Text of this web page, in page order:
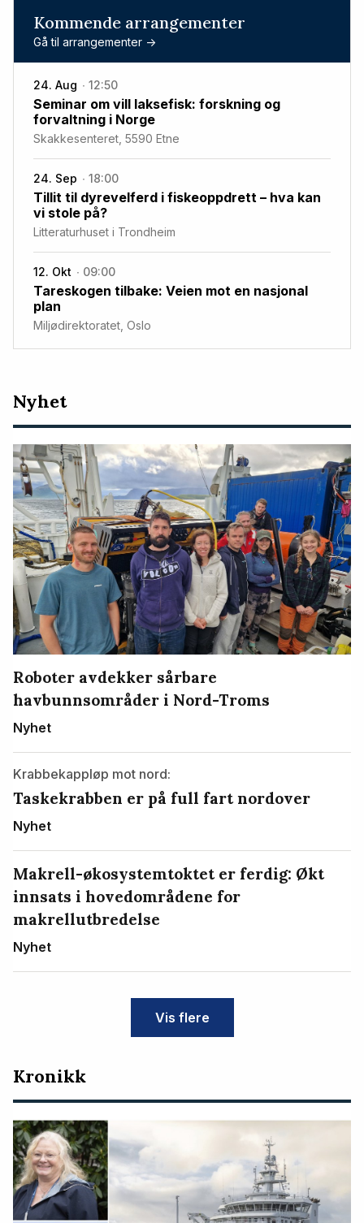
Kommende arrangementer
Gå til arrangementer ->
24. Aug 12:50
Seminar om vill laksefisk: forskning og
forvaltning i Norge
Skakkesenteret, 5590 Etne
24. Sep 18:00
Tillit til dyrevelferd i fiskeoppdrett – hva kan
vi stole på?
Litteraturhuset i Trondheim
12. Okt 09:00
Tareskogen tilbake: Veien mot en nasjonal
plan
Miljødirektoratet, Oslo
Nyeste
artikler
Nyhet
Roboter avdekker sårbare
havbunnsområder i Nord-Troms
Nyhet
Krabbekappløp mot nord:
Taskekrabben er på full fart nordover
Nyhet
Makrell-økosystemtoktet er ferdig: Økt
innsats i hovedområdene for
makrellutbredelse
Nyhet
Vis flere
Kronikk